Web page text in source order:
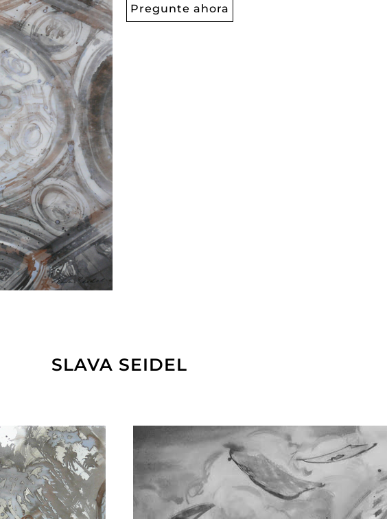
Pregunte ahora
SLAVA SEIDEL